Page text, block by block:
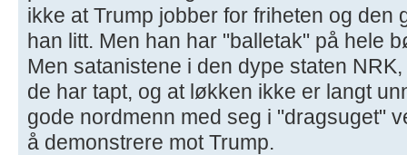
ikke at Trump jobber for friheten og den
han litt. Men han har "balletak" på hele
Men satanistene i den dype staten
de har tapt, og at løkken ikke er langt
gode nordmenn med seg i "dragsuget"
å demonstrere mot Trump.